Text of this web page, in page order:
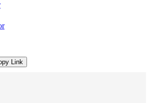
Link